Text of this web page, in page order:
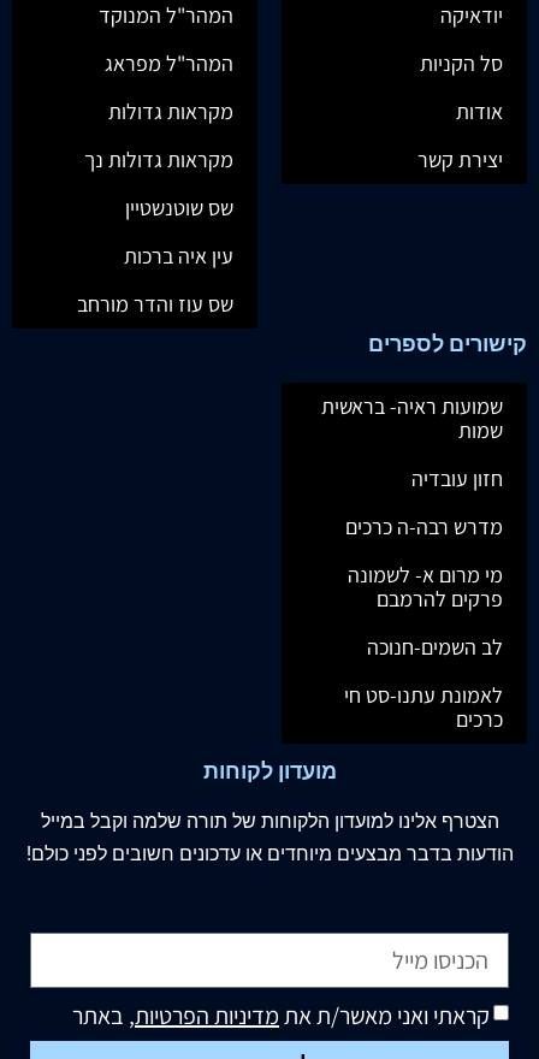
יודאיקה
סל הקניות
אודות
יצירת קשר
המהר"ל המנוקד
המהר"ל מפראג
מקראות גדולות
מקראות גדולות נך
שס שוטנשטיין
עין איה ברכות
שס עוז והדר מורחב
קישורים לספרים
שמועות ראיה- בראשית
שמות
חזון עובדיה
מדרש רבה-ה כרכים
מי מרום א- לשמונה
פרקים להרמבם
לב השמים-חנוכה
לאמונת עתנו-סט חי
כרכים
מועדון לקוחות
הצטרף אלינו למועדון הלקוחות של תורה שלמה וקבל במייל
הודעות בדבר מבצעים מיוחדים או עדכונים חשובים לפני כולם!
קראתי ואני מאשר/ת אתמדיניות הפרטיות, באתר